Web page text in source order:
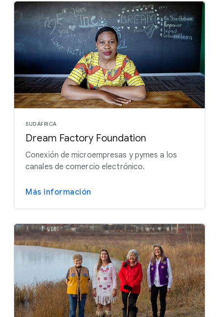
SUDÁFRICA
Dream Factory Foundation
Conexión de microempresas y pymes a los
canales de comercio electrónico.
Más información